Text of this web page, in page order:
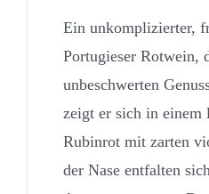
Ein unkomplizierter,
Portugieser Rotwein,
unbeschwerten
zeigt er sich in einem
Rubinrot mit zarten
der Nase entfalten